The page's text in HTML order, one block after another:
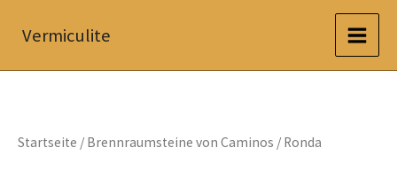
InhaltVermiculite
Startseite / Brennraumsteine von Caminos / Ronda